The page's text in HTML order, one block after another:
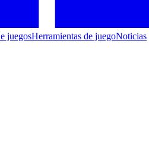
juegosHerramientas de juegoNoticias